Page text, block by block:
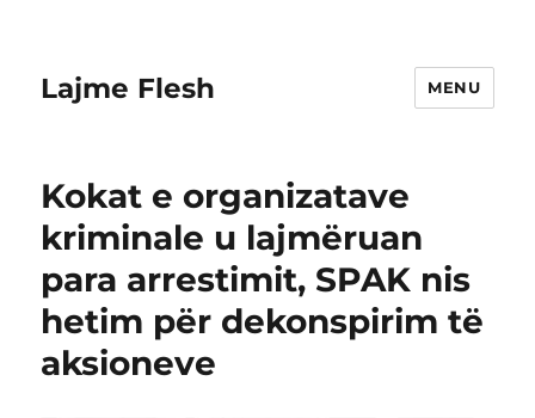
Lajme Flesh MENU
Kokat e organizatave
kriminale u lajmëruan
para arrestimit, SPAK nis
hetim për dekonspirim të
aksioneve